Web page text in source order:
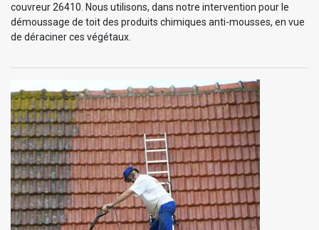
couvreur 26410. Nous utilisons, dans notre intervention pour le
démoussage de toit des produits chimiques anti-mousses, en vue
de déraciner ces végétaux.